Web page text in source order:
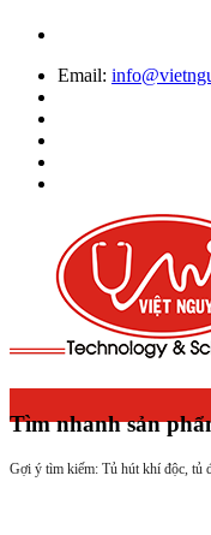
Email:
Tìm nhanh sản
Gợi ý tìm kiếm: Tủ hút khí độc, tủ